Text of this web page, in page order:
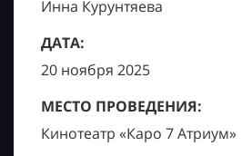
Инна Курунтяева
ДАТА:
20 ноября 2025
МЕСТО ПРОВЕДЕНИЯ:
Кинотеатр «Каро 7 Атриум»